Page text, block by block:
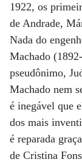
1922, os
de Andrade,
Nada do
Machado
pseudônimo,
Machado nem
é inegável que
dos mais
é reparada
de Cristina